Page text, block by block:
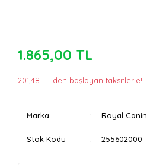
1.865,00 TL
201,48 TL den başlayan taksitlerle!
Marka Royal Canin
Stok Kodu 255602000